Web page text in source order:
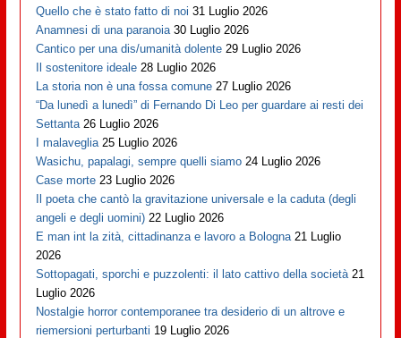
Quello che è stato fatto di noi 31 Luglio 2026
Anamnesi di una paranoia 30 Luglio 2026
Cantico per una dis/umanità dolente 29 Luglio 2026
Il sostenitore ideale 28 Luglio 2026
La storia non è una fossa comune 27 Luglio 2026
“Da lunedì a lunedì” di Fernando Di Leo per guardare ai resti dei
Settanta 26 Luglio 2026
I malaveglia 25 Luglio 2026
Wasichu, papalagi, sempre quelli siamo 24 Luglio 2026
Case morte 23 Luglio 2026
Il poeta che cantò la gravitazione universale e la caduta (degli
angeli e degli uomini) 22 Luglio 2026
E man int la zità, cittadinanza e lavoro a Bologna 21 Luglio
2026
Sottopagati, sporchi e puzzolenti: il lato cattivo della società 21
Luglio 2026
Nostalgie horror contemporanee tra desiderio di un altrove e
riemersioni perturbanti 19 Luglio 2026